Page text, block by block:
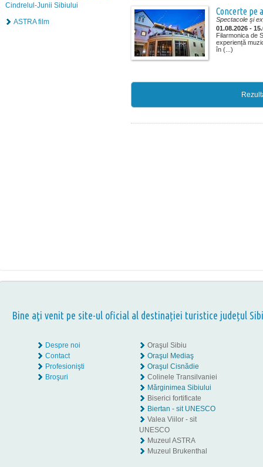
Cindrelul-Junii Sibiului
ASTRA film
Concerte pe
Spectacole şi
01.08.2026 -
Filarmonica de
experiență
în (...)
Bine aţi venit pe site-ul oficial al destinației turistice județul
Despre noi
Contact
Profesionişti
Broşuri
Oraşul Sibiu
Oraşul Mediaş
Oraşul Cisnădie
Colinele Transilvaniei
Mărginimea Sibiului
Biserici fortificate
Biertan - sit UNESCO
Valea Viilor - sit
UNESCO
Muzeul ASTRA
Muzeul Brukenthal